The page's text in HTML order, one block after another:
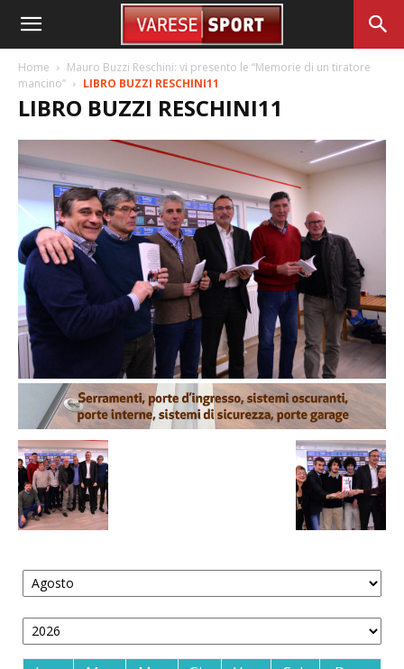
Home
Mauro Buzzi Reschini: vi presento le “Memorie di un tiratore
mancino”
LIBRO BUZZI RESCHINI11
LIBRO BUZZI RESCHINI11